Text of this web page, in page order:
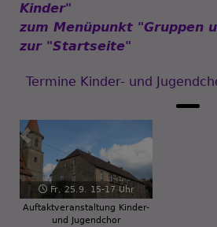
Kinder"
zum Menüpunkt "Gruppen
zur "Startseite"
Termine Kinder- und
Fr, 25.9. 15-17 Uhr
Auftaktveranstaltung Kinder-
und Jugendchor
Zurück